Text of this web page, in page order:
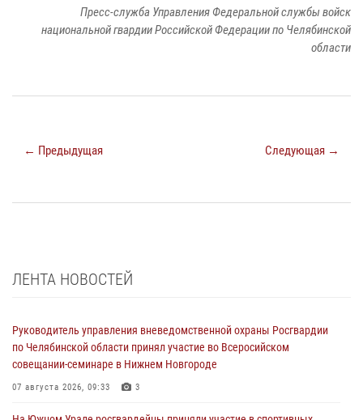
Пресс-служба Управления Федеральной службы войск
национальной гвардии Российской Федерации по Челябинской
области
← Предыдущая Следующая →
ЛЕНТА НОВОСТЕЙ
Руководитель управления вневедомственной охраны Росгвардии
по Челябинской области принял участие во Всеросийском
совещании-семинаре в Нижнем Новгороде
07 августа 2026, 09:33 3